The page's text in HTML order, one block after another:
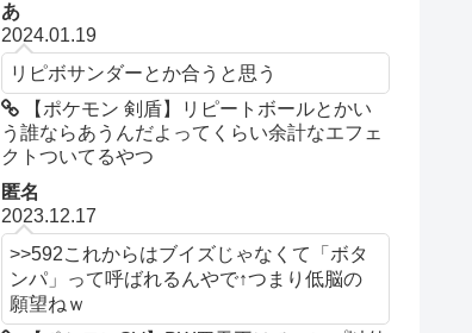
あ
2024.01.19
リピボサンダーとか合うと思う
【ポケモン 剣盾】リピートボールとかい
う誰ならあうんだよってくらい余計なエフェ
クトついてるやつ
匿名
2023.12.17
>>592これからはブイズじゃなくて「ボタ
ンパ」って呼ばれるんやで↑つまり低脳の
願望ねｗ